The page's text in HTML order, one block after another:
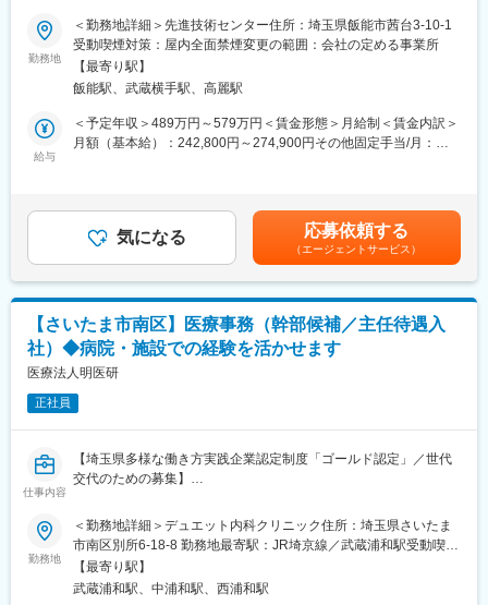
【従業員構成】
20代～50代まで活躍中！幅広い年代の方にご活躍いただいており
ます。そして、子育てママや主婦（主夫）活躍中ですし、女性管
【従業員構成】
副業OK、WワークOK、ブランクOKです。U・Iターンでご入社い
ただいた方も多くいます。
変更の範囲：会社の定める業務
チ）」は2015年「第6回ものづくり日本大賞」内閣総理大臣賞を
受賞
◆土日祝休み／年休120日／福利厚生充実
■業務内容：
研究室や半導体、電子機器、化学、工場等の施設内にてクリーン
環境生成装置の設置管理（施工に関する計画や進行、安全・品質
・施工に関する計画の立案
・設置作業の進行管理
・クリーン生成装置「KOACH（コーチ）」の担当
■業務の特徴：
・設置作業は非常に簡便で、1週間程度（大きな規模になると2週
間程度の場合あり）の短期で納品が可能です。
・クリーン生成装置「KOACH（コーチ）」をご担当いただきま
す。世界最高クラスの高い清浄度が形成できる一方で、短期間設
置で設置できる革新的なクリーンシステムです。導入ユーザーは
国内だけで延べ1600を超え、JAXA、産業技術総合研究所、理化
学研究所、東京大学等の有名研究機関をはじめ、多くの国内有名
■当社の特徴：
当社の研究開発は、基本方針である「クリーン・ヘルス・セーフ
ティ」の追求に対し、自由で独創的な技術開発とその多面的応用
勤務地
＜勤務地詳細＞先進技術センター住所：埼玉県飯能市茜台3-10-1
受動喫煙対策：屋内全面禁煙変更の範囲：会社の定める事業所
【最寄り駅】
飯能駅、武蔵横手駅、高麗駅
給与
＜予定年収＞489万円～579万円＜賃金形態＞月給制＜賃金内訳＞
月額（基本給）：242,800円～274,900円その他固定手当/月：
じて上下する可能性があります。月給(月額)は固定手当を含めた表
記です。気になる 応募依頼する
（エージェントサービス）
【さいたま市南区】医療事務（幹部候補／主任待遇入
社）◆病院・施設での経験を活かせます
医療法人明医研
正社員
仕事内容
【埼玉県多様な働き方実践企業認定制度「ゴールド認定」／世代
交代のための募集】
す。
当院は医療事務を行う医事課と医療アシスタントを行う秘書課で
分かれております。
将来的には両課をまとめていただく事務長候補の求人となります
が、入社時はまずはデュエット内科クリニックで主任として入職
勤務地
＜勤務地詳細＞デュエット内科クリニック住所：埼玉県さいたま
市南区別所6-18-8 勤務地最寄駅：JR埼京線／武蔵浦和駅受動喫煙
対策：屋内全面禁煙変更の範囲：会社の定める事業所
【最寄り駅】
武蔵浦和駅、中浦和駅、西浦和駅